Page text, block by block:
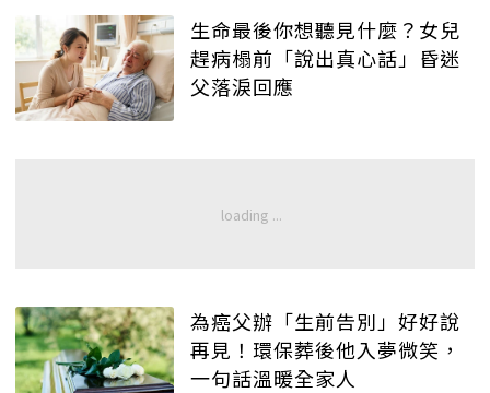
生命最後你想聽見什麼？女兒
趕病榻前「說出真心話」昏迷
父落淚回應
為癌父辦「生前告別」好好說
再見！環保葬後他入夢微笑，
一句話溫暖全家人